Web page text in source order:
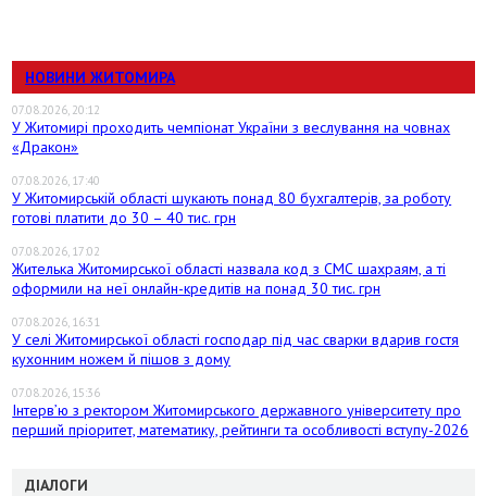
НОВИНИ ЖИТОМИРА
07.08.2026, 20:12
У Житомирі проходить чемпіонат України з веслування на човнах
«Дракон»
07.08.2026, 17:40
У Житомирській області шукають понад 80 бухгалтерів, за роботу
готові платити до 30 – 40 тис. грн
07.08.2026, 17:02
Жителька Житомирської області назвала код з СМС шахраям, а ті
оформили на неї онлайн-кредитів на понад 30 тис. грн
07.08.2026, 16:31
У селі Житомирської області господар під час сварки вдарив гостя
кухонним ножем й пішов з дому
07.08.2026, 15:36
Інтерв’ю з ректором Житомирського державного університету про
перший пріоритет, математику, рейтинги та особливості вступу-2026
ДІАЛОГИ